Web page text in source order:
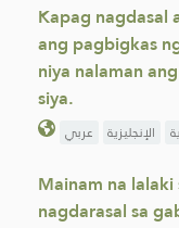
Kapag nagdasal
ang pagbigkas
niya nalaman
siya.
عربي الإنجليزية
Mainam na
nagdarasal sa